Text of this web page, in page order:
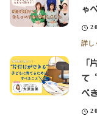
ゃ
詳し
「
て
べ